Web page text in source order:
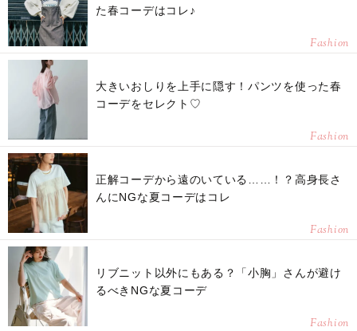
た春コーデはコレ♪
Fashion
大きいおしりを上手に隠す！パンツを使った春
コーデをセレクト♡
Fashion
正解コーデから遠のいている……！？高身長さ
んにNGな夏コーデはコレ
Fashion
リブニット以外にもある？「小胸」さんが避け
るべきNGな夏コーデ
Fashion